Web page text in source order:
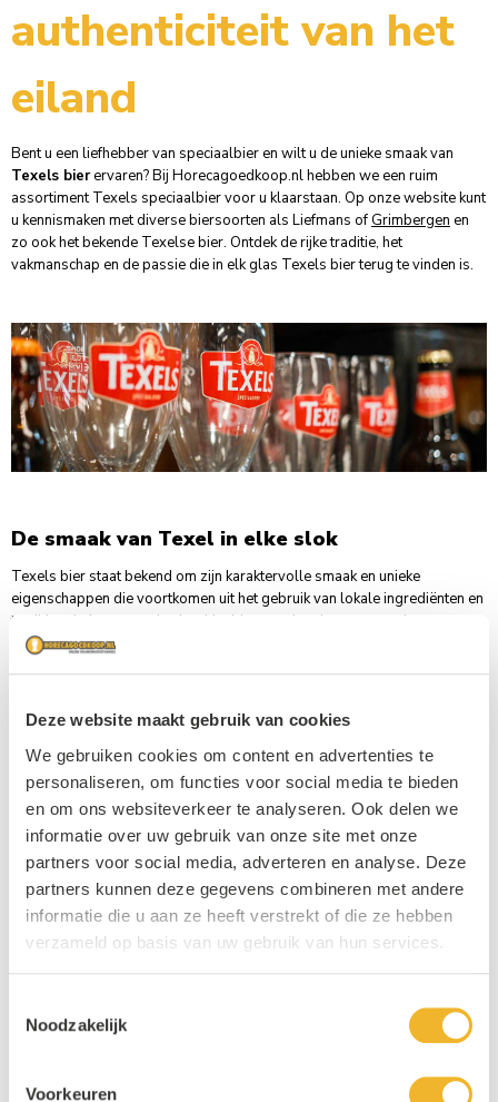
Deze website maakt gebruik van cookies
We gebruiken cookies om content en advertenties te
personaliseren, om functies voor social media te bieden
en om ons websiteverkeer te analyseren. Ook delen we
informatie over uw gebruik van onze site met onze
partners voor social media, adverteren en analyse. Deze
partners kunnen deze gegevens combineren met andere
informatie die u aan ze heeft verstrekt of die ze hebben
verzameld op basis van uw gebruik van hun services.
Noodzakelijk
Voorkeuren
authenticiteit van het
eiland
Bent u een liefhebber van speciaalbier en wilt u de unieke smaak van
Texels bierervaren? Bij Horecagoedkoop.nl hebben we een ruim
assortiment Texels speciaalbier voor u klaarstaan. Op onze website kunt
u kennismaken met diverse biersoorten als Liefmans of Grimbergen en
zo ook het bekende Texelse bier. Ontdek de rijke traditie, het
vakmanschap en de passie die in elk glas Texels bier terug te vinden is.
De smaak van Texel in elke slok
Texels bier staat bekend om zijn karaktervolle smaak en unieke
eigenschappen die voortkomen uit het gebruik van lokale ingrediënten en
traditionele brouwmethoden. Het bier wordt gebrouwen op het
prachtige Waddeneiland Texel, waar het zuivere water, de Texelse gerst
smaakvol witbier
, Texels biedt voor ieder wat wils.
Een rijke bierbeleving
Bij Horecagoedkoop.nl kunt u kiezen uit een breed scala aan Texels
speciaalbier. Ontdek bijvoorbeeld het verfrissende Texels Skuumkoppe
een donker tarwebier met tonen van gebrande mout en karamel. Of
probeer de Texels Tripel, een krachtig en fruitig bier met een licht bittere
afdronk. Voor de liefhebbers van witbier is er Texels Wit, een fris en
fruitig bier met een vleugje citrus. En vergeet zeker niet de Texels Bock,
een seizoensbier dat bekendstaat om zijn volle smaak en warme
Bestel Texels speciaalbier bij